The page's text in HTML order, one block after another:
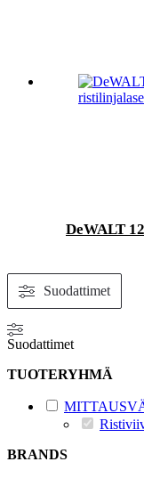
DeWALT
Suodattimet
Suodattimet
TUOTERYHMÄ
BRANDS